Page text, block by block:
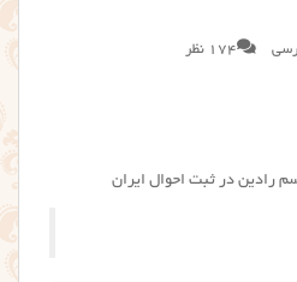
174 نظر
رادین در ثبت احوال ایران